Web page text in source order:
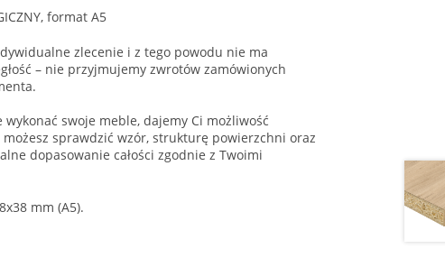
format A5
zlecenie i z tego powodu nie ma
– nie przyjmujemy zwrotów zamówionych
swoje meble, dajemy Ci możliwość
sprawdzić wzór, strukturę powierzchni oraz
dopasowanie całości zgodnie z Twoimi
mm (A5).